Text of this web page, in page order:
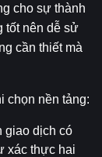
cho sự thành
tốt nên dễ sử
cần thiết mà
chọn nền tảng:
giao dịch có
xác thực hai